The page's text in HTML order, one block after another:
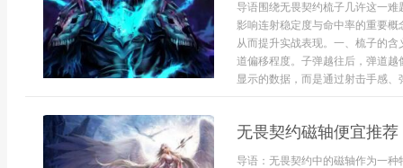
导语围绕无畏契约梳子几许这一
影响连射稳定度与命中率的重要
从而提升实战表现。一、梳子的
道偏移程度。子弹越往后，弹道
显示的数据，而是通过射击手感、
无畏契约磁轴便宜推荐
导语：无畏契约中的磁轴作为一